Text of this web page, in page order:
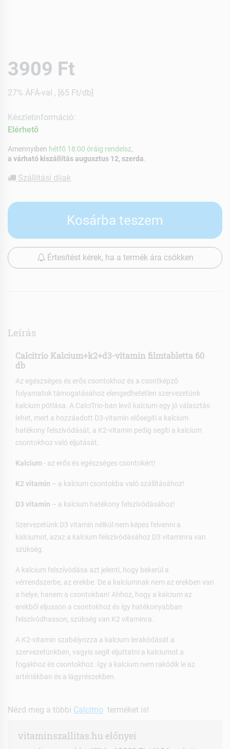
3909 Ft
27% ÁFÁ-val , [65 Ft/db]
Készletinformáció:
Elérhetõ
Amennyiben hétfő 18:00 óráig rendelsz,
a várható kiszállítás augusztus 12, szerda
Szállítási díjak
Kosárba teszem
Értesítést kérek, ha a termék ára csökken
Leírás
Calcitrio Kalcium+k2+d3-vitamin filmtabletta 60
db
Az egészséges és erős csontokhoz és a csontképző
folyamatok támogatásához elengedhetetlen szervezetünk
kalcium pótlása. A CalciTrio-ban levő kalcium egy jó választás
lehet, mert a hozzáadott D3-vitamin elősegíti a kalcium
hatékony felszívódását, a K2-vitamin pedig segíti a kalcium
csontokhoz való eljutását.
Kalcium - az erős és egészséges csontokért!
K2 vitamin – a kalcium csontokba való szállításához!
D3 vitamin – a kalcium hatékony felszívódásához!
Szervezetünk D3 vitamin nélkül nem képes felvenni a
kalciumot, azaz a kalcium felszívódásához D3 vitaminra van
szükség.
A kalcium felszívódása azt jelenti, hogy bekerül a
vérrendszerbe, az erekbe. De a kalciumnak nem az erekben van
a helye, hanem a csontokban! Ahhoz, hogy a kalcium az
erekből eljusson a csontokhoz és így hatékonyabban
felszívódhasson, szükség van K2 vitaminra.
A K2-vitamin szabályozza a kalcium lerakódását a
szervezetünkben, vagyis segít eljuttatni a kalciumot a
fogakhoz és csontokhoz. Így a kalcium nem rakódik le az
artériákban és a lágyrészekben.
Nézd meg a többi Calcitrio terméket is!
vitaminszallitas.hu előnyei